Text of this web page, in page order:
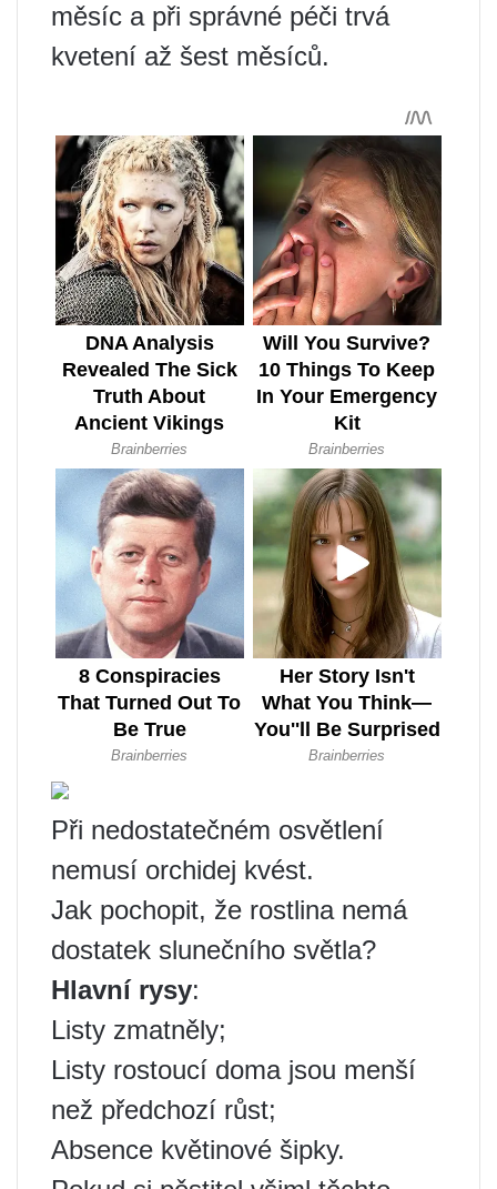
měsíc a při správné péči trvá
kvetení až šest měsíců.
Při nedostatečném osvětlení
nemusí orchidej kvést.
Jak pochopit, že rostlina nemá
dostatek slunečního světla?
Hlavní rysy:
Listy zmatněly;
Listy rostoucí doma jsou menší
než předchozí růst;
Absence květinové šipky.